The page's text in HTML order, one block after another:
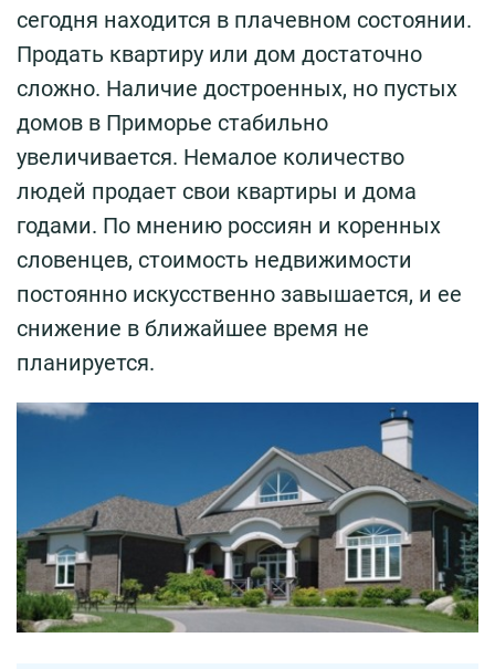
сегодня находится в плачевном состоянии.
Продать квартиру или дом достаточно
сложно. Наличие достроенных, но пустых
домов в Приморье стабильно
увеличивается. Немалое количество
людей продает свои квартиры и дома
годами. По мнению россиян и коренных
словенцев, стоимость недвижимости
постоянно искусственно завышается, и ее
снижение в ближайшее время не
планируется.